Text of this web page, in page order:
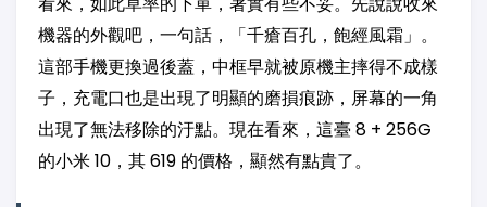
機器的外觀吧，一句話，「千瘡百孔，飽經風霜」。
這部手機更換過後蓋，中框早就被原機主摔得不成樣
子，充電口也是出現了明顯的磨損痕跡，屏幕的一角
出現了無法移除的汙點。現在看來，這臺 8 + 256G
的小米 10，其 619 的價格，顯然有點貴了。